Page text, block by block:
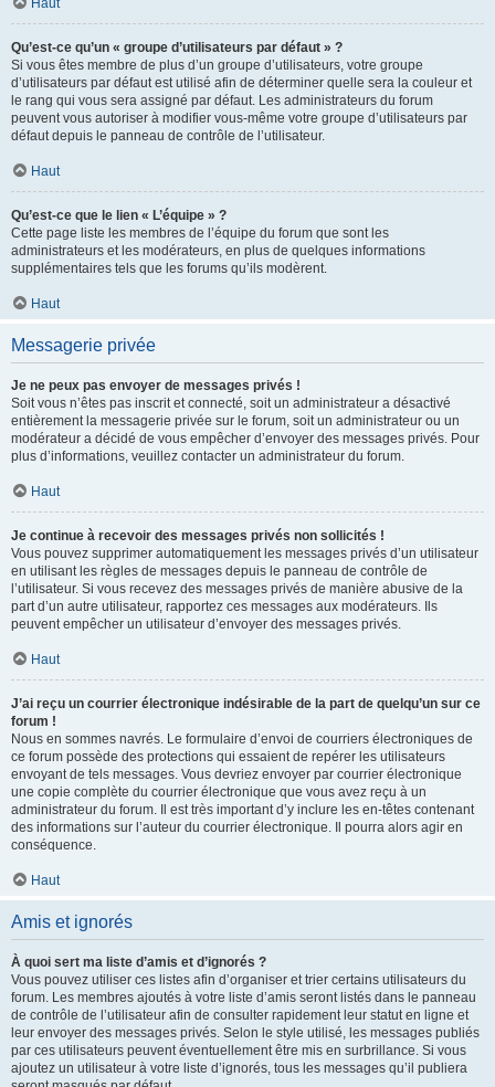
Haut
Qu’est-ce qu’un « groupe d’utilisateurs par défaut » ?
Si vous êtes membre de plus d’un groupe d’utilisateurs, votre groupe
d’utilisateurs par défaut est utilisé afin de déterminer quelle sera la couleur et
le rang qui vous sera assigné par défaut. Les administrateurs du forum
peuvent vous autoriser à modifier vous-même votre groupe d’utilisateurs par
défaut depuis le panneau de contrôle de l’utilisateur.
Haut
Qu’est-ce que le lien « L’équipe » ?
Cette page liste les membres de l’équipe du forum que sont les
administrateurs et les modérateurs, en plus de quelques informations
supplémentaires tels que les forums qu’ils modèrent.
Haut
Messagerie privée
Je ne peux pas envoyer de messages privés !
Soit vous n’êtes pas inscrit et connecté, soit un administrateur a désactivé
entièrement la messagerie privée sur le forum, soit un administrateur ou un
modérateur a décidé de vous empêcher d’envoyer des messages privés. Pour
plus d’informations, veuillez contacter un administrateur du forum.
Haut
Je continue à recevoir des messages privés non sollicités !
Vous pouvez supprimer automatiquement les messages privés d’un utilisateur
en utilisant les règles de messages depuis le panneau de contrôle de
l’utilisateur. Si vous recevez des messages privés de manière abusive de la
part d’un autre utilisateur, rapportez ces messages aux modérateurs. Ils
peuvent empêcher un utilisateur d’envoyer des messages privés.
Haut
J’ai reçu un courrier électronique indésirable de la part de quelqu’un sur ce
forum !
Nous en sommes navrés. Le formulaire d’envoi de courriers électroniques de
ce forum possède des protections qui essaient de repérer les utilisateurs
envoyant de tels messages. Vous devriez envoyer par courrier électronique
une copie complète du courrier électronique que vous avez reçu à un
administrateur du forum. Il est très important d’y inclure les en-têtes contenant
des informations sur l’auteur du courrier électronique. Il pourra alors agir en
conséquence.
Haut
Amis et ignorés
À quoi sert ma liste d’amis et d’ignorés ?
Vous pouvez utiliser ces listes afin d’organiser et trier certains utilisateurs du
forum. Les membres ajoutés à votre liste d’amis seront listés dans le panneau
de contrôle de l’utilisateur afin de consulter rapidement leur statut en ligne et
leur envoyer des messages privés. Selon le style utilisé, les messages publiés
par ces utilisateurs peuvent éventuellement être mis en surbrillance. Si vous
ajoutez un utilisateur à votre liste d’ignorés, tous les messages qu’il publiera